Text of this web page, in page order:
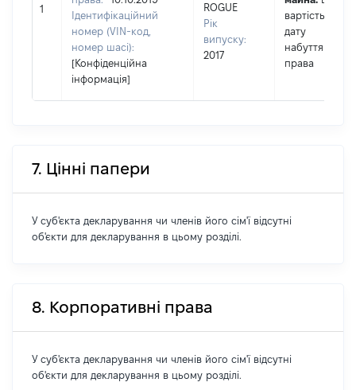
1
Ідентифікаційний
номер (VIN-код,
номер шасі):
[Конфіденційна
інформація]
ROGUE
Рік
випуску:
2017
вартість на
дату
набуття
права
7. Цінні папери
У суб'єкта декларування чи членів його сім'ї відсутні
об'єкти для декларування в цьому розділі.
8. Корпоративні права
У суб'єкта декларування чи членів його сім'ї відсутні
об'єкти для декларування в цьому розділі.